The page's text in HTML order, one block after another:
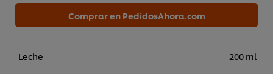
Comprar en PedidosAhora.com
Leche 200 ml